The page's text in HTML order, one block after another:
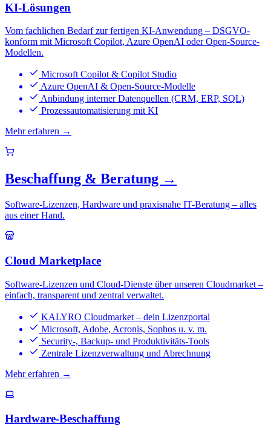
KI-Lösungen
Vom fachlichen Bedarf zur fertigen KI-Anwendung – DSGVO-
konform mit Microsoft Copilot, Azure OpenAI oder Open-Source-
Modellen.
Microsoft Copilot & Copilot Studio
Azure OpenAI & Open-Source-Modelle
Anbindung interner Datenquellen (CRM, ERP, SQL)
Prozessautomatisierung mit KI
Mehr erfahren →
Beschaffung & Beratung →
Software-Lizenzen, Hardware und praxisnahe IT-Beratung – alles
aus einer Hand.
Cloud Marketplace
Software-Lizenzen und Cloud-Dienste über unseren Cloudmarket –
einfach, transparent und zentral verwaltet.
KALYRO Cloudmarket – dein Lizenzportal
Microsoft, Adobe, Acronis, Sophos u. v. m.
Security-, Backup- und Produktivitäts-Tools
Zentrale Lizenzverwaltung und Abrechnung
Mehr erfahren →
Hardware-Beschaffung